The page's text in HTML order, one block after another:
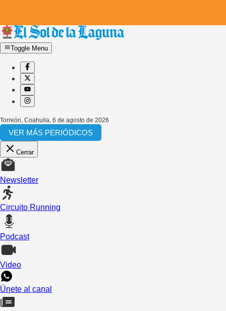
Toggle Menu
Torreón, Coahuila 6 de agosto de 2026
VER MÁS PERIÓDICOS
Cerrar
Newsletter
Circuito Running
Podcast
Video
Únete al canal